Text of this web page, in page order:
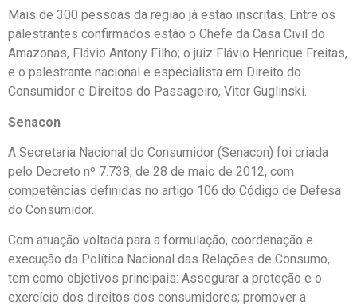
Mais de 300 pessoas da região já estão inscritas. Entre os
palestrantes confirmados estão o Chefe da Casa Civil do
Amazonas, Flávio Antony Filho; o juiz Flávio Henrique Freitas,
e o palestrante nacional e especialista em Direito do
Consumidor e Direitos do Passageiro, Vitor Guglinski.
Senacon
A Secretaria Nacional do Consumidor (Senacon) foi criada
pelo Decreto nº 7.738, de 28 de maio de 2012, com
competências definidas no artigo 106 do Código de Defesa
do Consumidor.
Com atuação voltada para a formulação, coordenação e
execução da Política Nacional das Relações de Consumo,
tem como objetivos principais: Assegurar a proteção e o
exercício dos direitos dos consumidores; promover a